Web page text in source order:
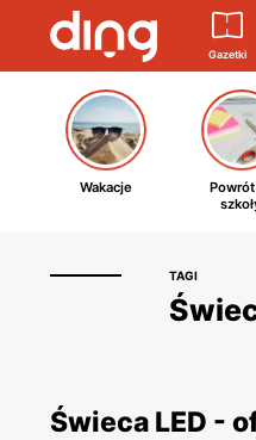
Gazetki
Wakacje
TAGI
Świeca LED -